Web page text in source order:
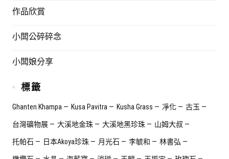
作品欣賞
小闆公碎碎念
小闆娘分享
標籤
Ghanten Khampa Kusa Pavitra Kusha Grass 凈化 古玉
台灣礦物展 大溪地金珠 大溪地黑珍珠 山姆大叔
托帕石 日本Akoya珍珠 月光石 李毓和 林書弘